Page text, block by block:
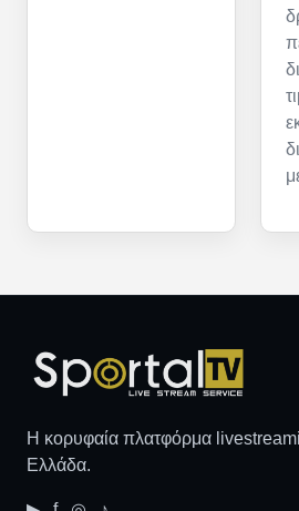
Η κορυφαία πλατφόρμα
Ελλάδα.